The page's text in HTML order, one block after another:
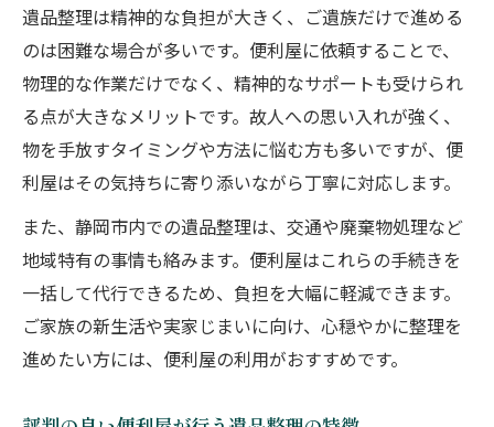
遺品整理は精神的な負担が大きく、ご遺族だけで進める
のは困難な場合が多いです。便利屋に依頼することで、
物理的な作業だけでなく、精神的なサポートも受けられ
る点が大きなメリットです。故人への思い入れが強く、
物を手放すタイミングや方法に悩む方も多いですが、便
利屋はその気持ちに寄り添いながら丁寧に対応します。
また、静岡市内での遺品整理は、交通や廃棄物処理など
地域特有の事情も絡みます。便利屋はこれらの手続きを
一括して代行できるため、負担を大幅に軽減できます。
ご家族の新生活や実家じまいに向け、心穏やかに整理を
進めたい方には、便利屋の利用がおすすめです。